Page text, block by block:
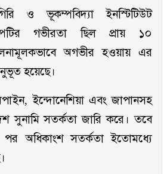
ও ভূকম্পবিদ্যা ইনস্টিটিউট
গভীরতা ছিল প্রায় ১০
অগভীর হওয়ায় এর
হয়েছে।
ইন্দোনেশিয়া এবং জাপানসহ
সুনামি সতর্কতা জারি করে। তবে
পর অধিকাংশ সতর্কতা ইতোমধ্যে